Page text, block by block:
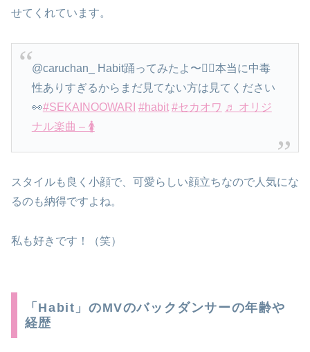
せてくれています。
@caruchan_ Habit踊ってみたよ〜❤️‍🔥本当に中毒
性ありすぎるからまだ見てない方は見てください
👀#SEKAINOOWARI #habit #セカオワ ♬ オリジ
ナル楽曲 – 🚺
スタイルも良く小顔で、可愛らしい顔立ちなので人気にな
るのも納得ですよね。
私も好きです！（笑）
「Habit」のMVのバックダンサーの年齢や
経歴